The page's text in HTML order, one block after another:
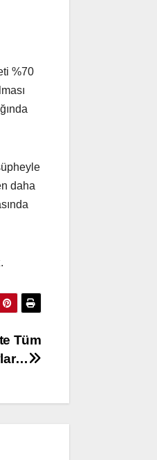
%70
daha
Tüm